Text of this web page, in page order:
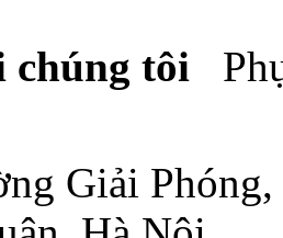
chúng tôi
Giải